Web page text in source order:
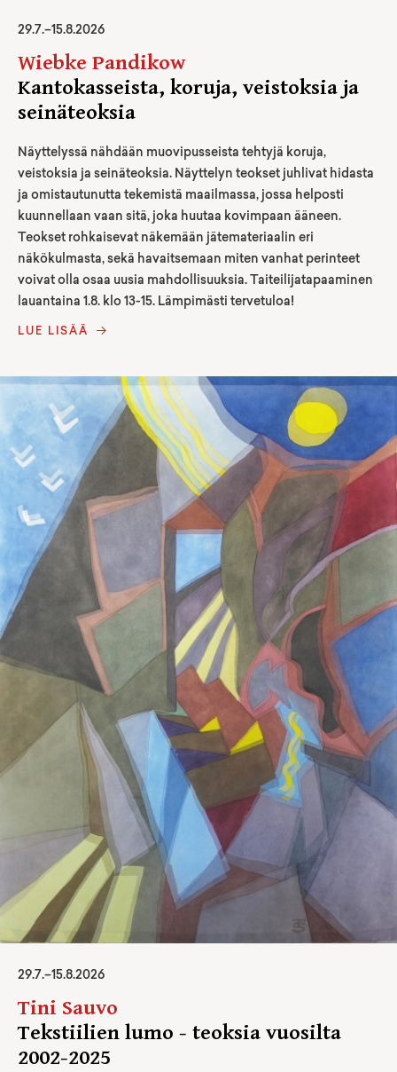
29.7.–15.8.2026
Wiebke Pandikow
Kantokasseista, koruja, veistoksia ja
seinäteoksia
Näyttelyssä nähdään muovipusseista tehtyjä koruja,
veistoksia ja seinäteoksia. Näyttelyn teokset juhlivat hidasta
ja omistautunutta tekemistä maailmassa, jossa helposti
kuunnellaan vaan sitä, joka huutaa kovimpaan ääneen.
Teokset rohkaisevat näkemään jätemateriaalin eri
näkökulmasta, sekä havaitsemaan miten vanhat perinteet
voivat olla osaa uusia mahdollisuuksia. Taiteilijatapaaminen
lauantaina 1.8. klo 13-15. Lämpimästi tervetuloa!
LUE LISÄÄ
29.7.–15.8.2026
Tini Sauvo
Tekstiilien lumo - teoksia vuosilta
2002-2025